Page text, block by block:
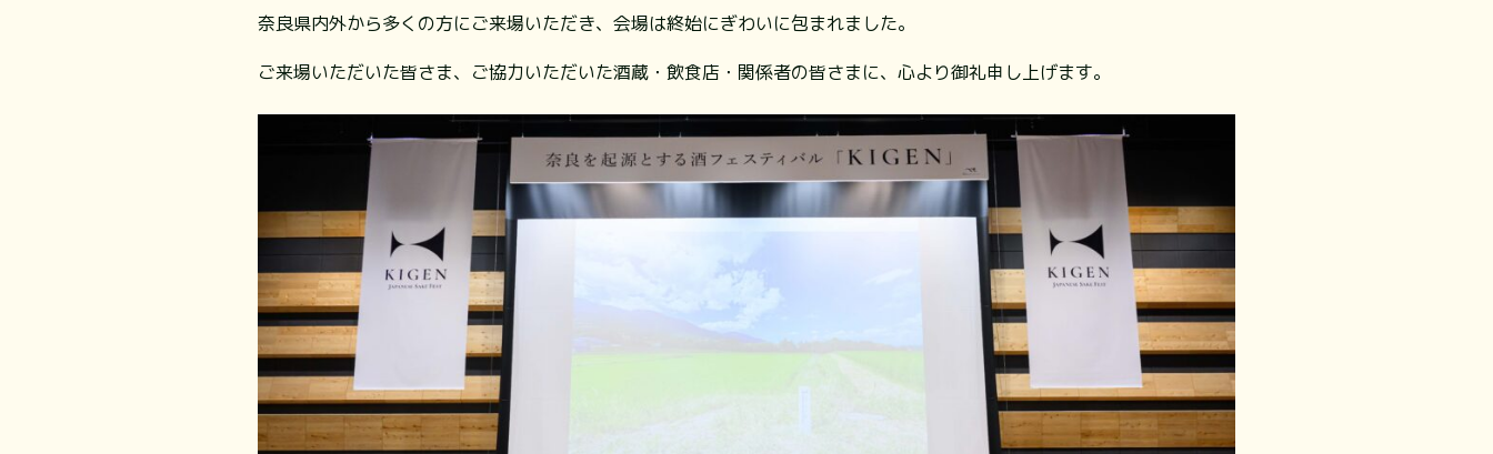
奈良県内外から多くの方にご来場いただき、会場は終始にぎわいに包まれました。
ご来場いただいた皆さま、ご協力いただいた酒蔵・飲食店・関係者の皆さまに、心より御礼申し上げます。